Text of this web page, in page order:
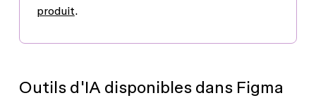
produit.
Outils d'IA disponibles dans Figma